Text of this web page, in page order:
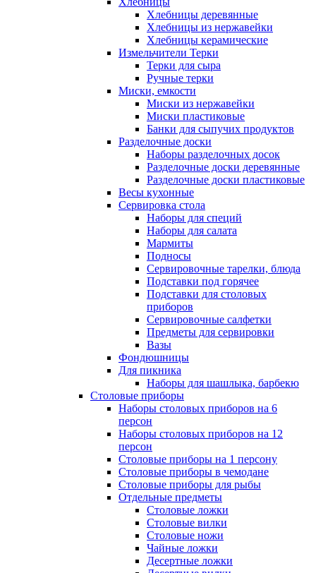
Хлебницы деревянные
Хлебницы из нержавейки
Хлебницы керамические
Измельчители Терки
Терки для сыра
Ручные терки
Миски, емкости
Миски из нержавейки
Миски пластиковые
Банки для сыпучих продуктов
Разделочные доски
Наборы разделочных досок
Разделочные доски деревянные
Разделочные доски пластиковые
Весы кухонные
Сервировка стола
Наборы для специй
Наборы для салата
Мармиты
Подносы
Сервировочные тарелки, блюда
Подставки под горячее
Подставки для столовых
приборов
Сервировочные салфетки
Предметы для сервировки
Вазы
Фондюшницы
Для пикника
Наборы для шашлыка, барбекю
Столовые приборы
Наборы столовых приборов на 6
персон
Наборы столовых приборов на 12
персон
Столовые приборы на 1 персону
Столовые приборы в чемодане
Столовые приборы для рыбы
Отдельные предметы
Столовые ложки
Столовые вилки
Столовые ножи
Чайные ложки
Десертные ложки